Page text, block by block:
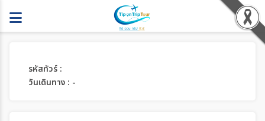
รหัสทัวร์ :
วันเดินทาง : -